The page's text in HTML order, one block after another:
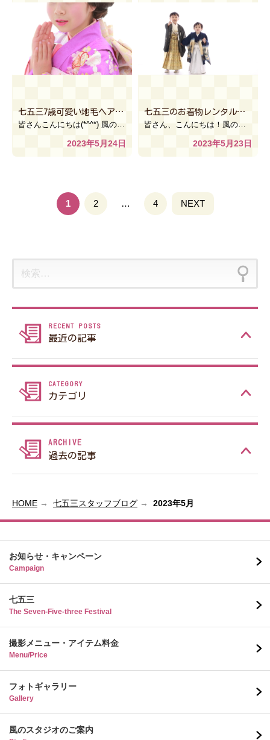
七五三7歳可愛い地毛ヘアスタイル～着物編～【風のスタジオ宇都宮ベルモール店】
2023年5月24日
七五三のお着物レンタル予約は今がチャンス？【風のスタジオ 古河本店】
2023年5月23日
投稿ナビゲーション
1
固
ー
2 …
固
ー
4 NEXT
最近の記事
カテゴリ
過去の記事
HOME 七五三スタッフブログ 2023年5月
お知らせ・キャンペーン
Campaign
七五三
The Seven-Five-three Festival
撮影メニュー・アイテム料金
Menu/Price
フォトギャラリー
Gallery
風のスタジオのご案内